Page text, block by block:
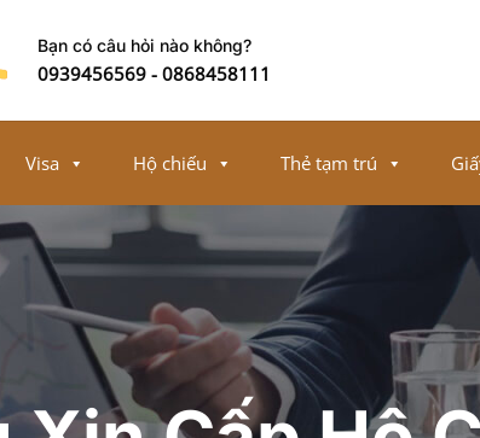
Bạn có câu hỏi nào không?
0939456569-0868458111
Visa Hộ chiếu Thẻ tạm trú